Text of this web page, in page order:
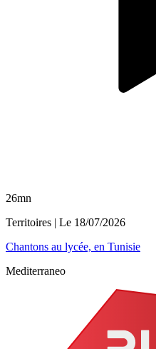
26mn
Territoires | Le 18/07/2026
Chantons au lycée, en Tunisie
Mediterraneo